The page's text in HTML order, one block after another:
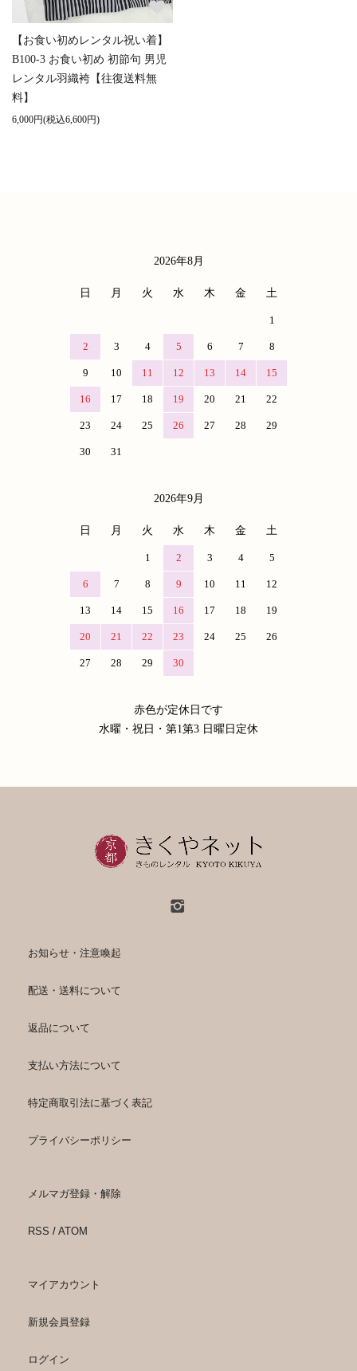
【お食い初めレンタル祝い着】
B100-3 お食い初め 初節句 男児
レンタル羽織袴【往復送料無
料】
6,000円(税込6,600円)
2026年8月
日 月 火 水 木 金 土
1
2 3 4 5 6 7 8
9 10 11 12 13 14 15
16 17 18 19 20 21 22
23 24 25 26 27 28 29
30 31
2026年9月
日 月 火 水 木 金 土
1 2 3 4 5
6 7 8 9 10 11 12
13 14 15 16 17 18 19
20 21 22 23 24 25 26
27 28 29 30
赤色が定休日です
水曜・祝日・第1第3 日曜日定休
お知らせ・注意喚起
配送・送料について
返品について
支払い方法について
特定商取引法に基づく表記
プライバシーポリシー
メルマガ登録・解除
RSS / ATOM
マイアカウント
新規会員登録
ログイン